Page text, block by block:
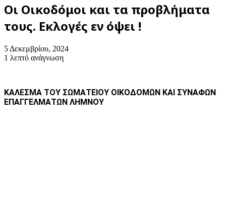
Οι Οικοδόμοι και τα προβλήματα
τους. Εκλογές εν όψει !
5 Δεκεμβρίου, 2024
1 λεπτό ανάγνωση
ΚΑΛΕΣΜΑ ΤΟΥ ΣΩΜΑΤΕΙΟΥ ΟΙΚΟΔΟΜΩΝ ΚΑΙ ΣΥΝΑΦΩΝ
ΕΠΑΓΓΕΛΜΑΤΩΝ ΛΗΜΝΟΥ